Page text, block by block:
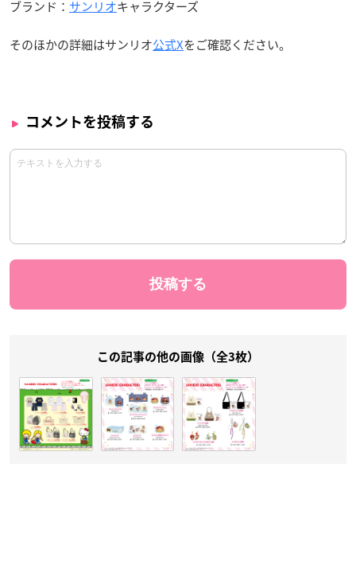
ブランド： サンリオキャラクターズ
そのほかの詳細はサンリオ公式Xをご確認ください。
コメントを投稿する
この記事の他の画像（全3枚）